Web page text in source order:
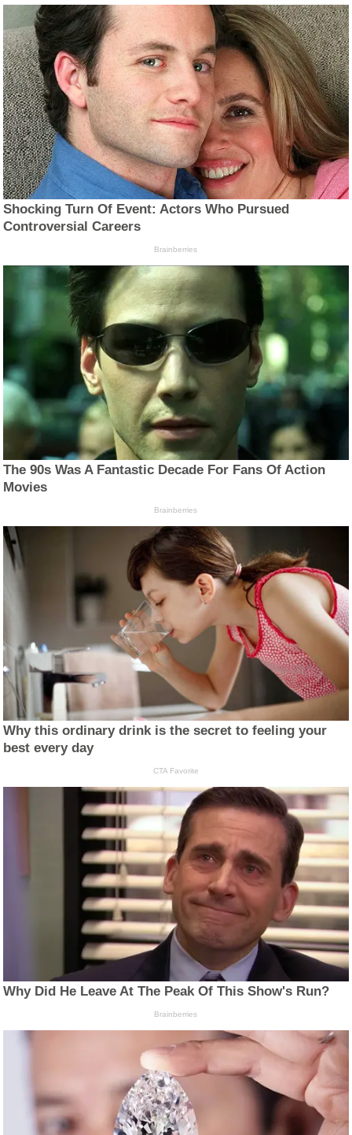
Shocking Turn Of Event: Actors Who Pursued
Controversial Careers
Brainberries
The 90s Was A Fantastic Decade For Fans Of Action
Movies
Brainberries
Why this ordinary drink is the secret to feeling your
best every day
CTA Favorite
Why Did He Leave At The Peak Of This Show's Run?
Brainberries